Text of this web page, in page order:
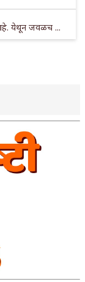
येथून जवळच ...